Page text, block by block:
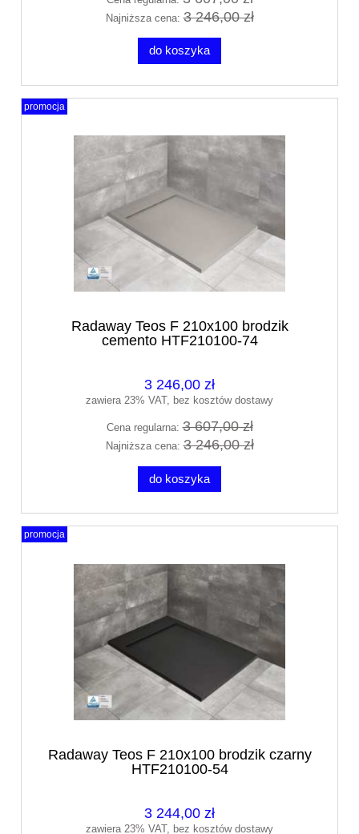
Najniższa cena:3 246,00 zł
do koszyka
Radaway Teos F 210x100 brodzik
cemento HTF210100-74
3 246,00 zł
zawiera 23% VAT, bez kosztów dostawy
Cena regularna:3 607,00 zł
Najniższa cena:3 246,00 zł
do koszyka
promocja
Radaway Teos F 210x100 brodzik czarny
HTF210100-54
3 244,00 zł
zawiera 23% VAT, bez kosztów dostawy
promocja